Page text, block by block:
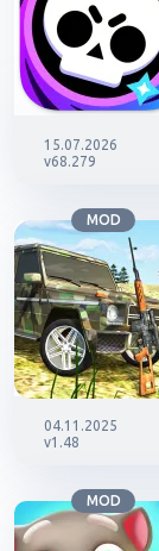
15.07.2026
v68.279
MOD
04.11.2025
v1.48
MOD